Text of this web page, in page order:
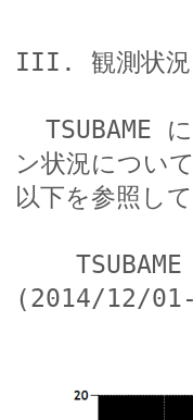
III. 観測状況
ン状況につい
以下を参照し
(2014/12/